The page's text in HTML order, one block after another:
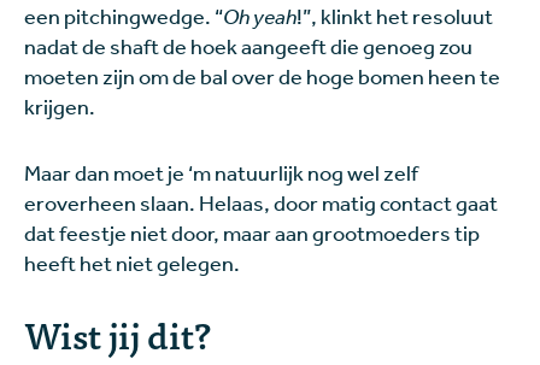
een pitchingwedge. “Oh yeah!”, klinkt het resoluut
nadat de shaft de hoek aangeeft die genoeg zou
moeten zijn om de bal over de hoge bomen heen te
krijgen.
Maar dan moet je ‘m natuurlijk nog wel zelf
eroverheen slaan. Helaas, door matig contact gaat
dat feestje niet door, maar aan grootmoeders tip
heeft het niet gelegen.
Wist jij dit?